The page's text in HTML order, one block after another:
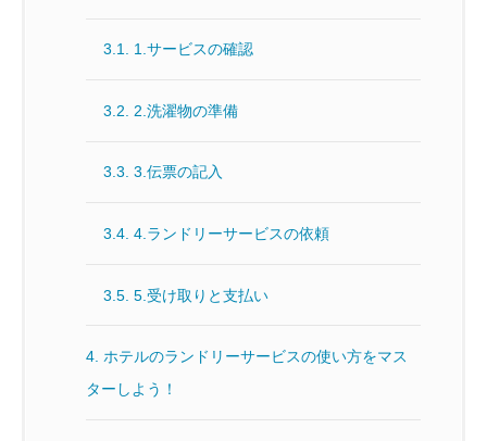
3.1. 1.サービスの確認
3.2. 2.洗濯物の準備
3.3.3.伝票の記入
3.4.4.ランドリーサービスの依頼
3.5.5.受け取りと支払い
4.ホテルのランドリーサービスの使い方をマス
ターしよう！